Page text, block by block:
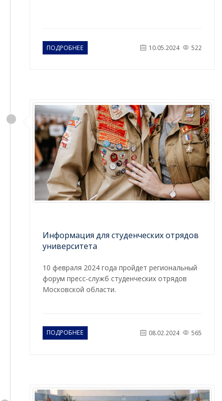
ПОДРОБНЕЕ 10.05.2024 522
Информация для студенческих отрядов
университета
10 февраля 2024 года пройдет региональный
форум пресс-служб студенческих отрядов
Московской области.
ПОДРОБНЕЕ 08.02.2024 565